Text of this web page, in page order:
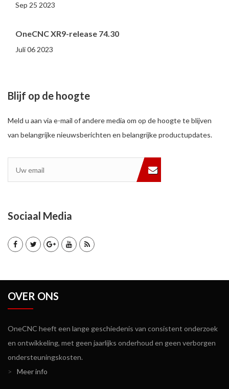
Sep 25 2023
OneCNC XR9-release 74.30
Juli 06 2023
Blijf op de hoogte
Meld u aan via e-mail of andere media om op de hoogte te blijven
van belangrijke nieuwsberichten en belangrijke productupdates.
Sociaal Media
OVER ONS
OneCNC heeft een lange geschiedenis van consistent onderzoek
en ontwikkeling, met geen jaarlijks onderhoud en geen verborgen
ondersteuningskosten.
>
Meer info